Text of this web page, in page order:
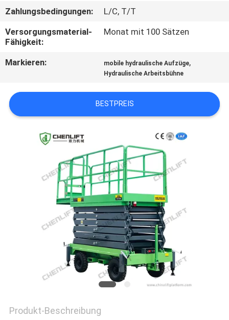
NEUIGKEITEN
BITTE UM
EIN
SITEMAP
DATENSCHUTZRICHTLINIE
Zahlungsbedingungen:
L/C, T/T
Versorgungsmaterial-
Fähigkeit:
Monat mit 100 Sätzen
Markieren: mobile hydraulische Aufzüge,
Hydraulische Arbeitsbühne
BESTPREIS
Produkt-Beschreibung